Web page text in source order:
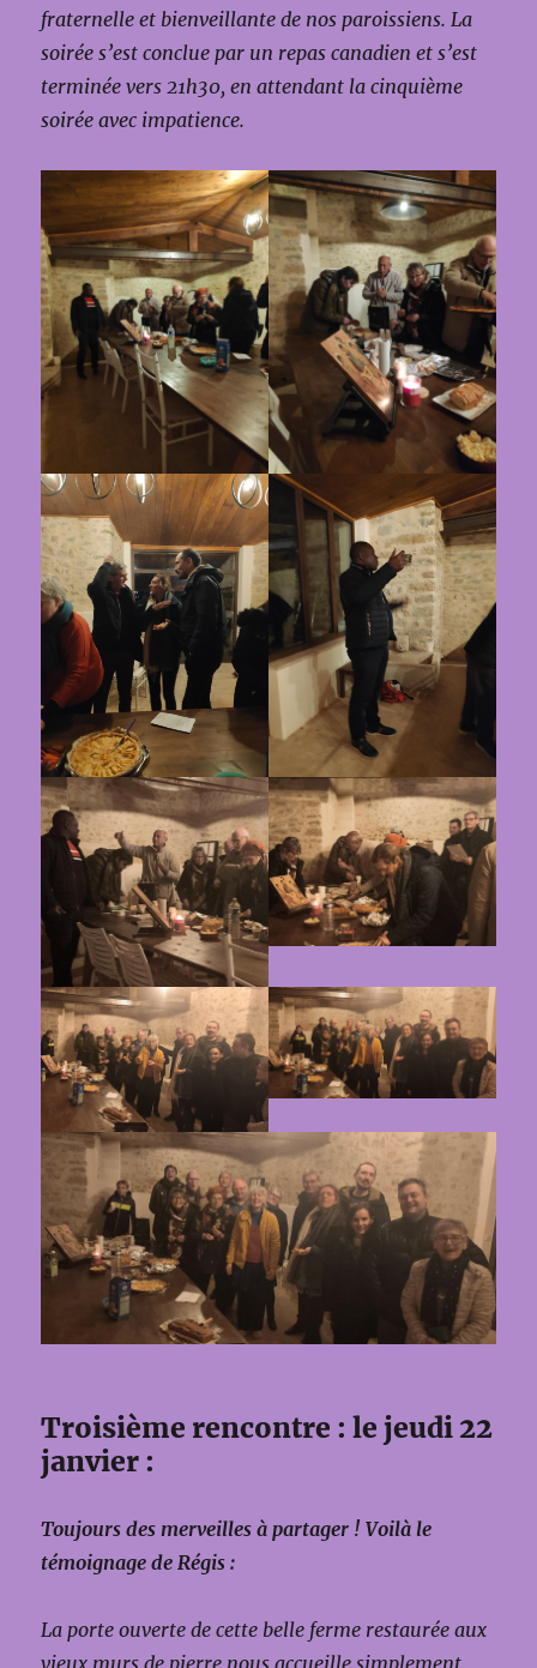
fraternelle et bienveillante de nos paroissiens. La
soirée s’est conclue par un repas canadien et s’est
terminée vers 21h30, en attendant la cinquième
soirée avec impatience.
Troisième rencontre : le jeudi 22
janvier :
Toujours des merveilles à partager ! Voilà le
témoignage de Régis :
La porte ouverte de cette belle ferme restaurée aux
vieux murs de pierre nous accueille simplement.